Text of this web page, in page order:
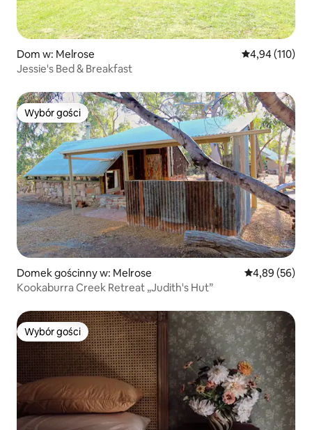
Dom w: Melrose Średnia
4,94 (110)
Jessie's Bed & Breakfast
Wybór gości
Wybór gości
Domek gościnny w: Melrose Średnia
4,89 (56)
Kookaburra Creek Retreat „Judith's Hut”
Wybór gości
Wybór gości